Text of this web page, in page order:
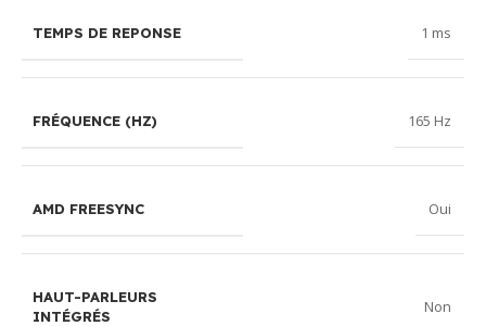
TEMPS DE REPONSE 1 ms
FRÉQUENCE (HZ) 165 Hz
AMD FREESYNC Oui
HAUT-PARLEURS
INTÉGRÉS
Non